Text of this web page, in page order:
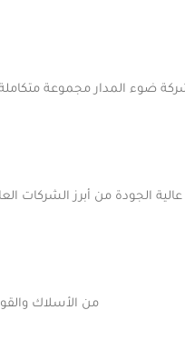
ضوء المدار مجموعة متكاملة
من الأسلاك